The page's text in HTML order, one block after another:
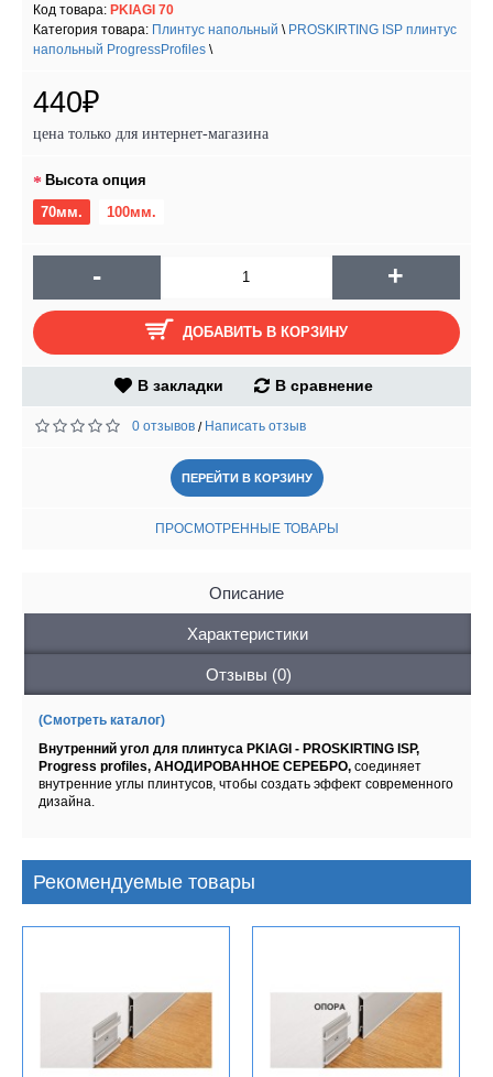
Код товара: PKIAGI 70
Категория товара: Плинтус напольный \ PROSKIRTING ISP плинтус
напольный ProgressProfiles \
440₽
цена только для интернет-магазина
Высота опция
70мм.
100мм.
- +
ДОБАВИТЬ В КОРЗИНУ
В закладки В сравнение
0 отзывов / Написать отзыв
ПЕРЕЙТИ В КОРЗИНУ
ПРОСМОТРЕННЫЕ ТОВАРЫ
Описание
Характеристики
Отзывы (0)
(Смотреть каталог)
Внутренний угол для плинтуса PKIAGI - PROSKIRTING ISP,
Progress profiles, АНОДИРОВАННОЕ СЕРЕБРО, соединяет
внутренние углы плинтусов, чтобы создать эффект современного
дизайна.
Рекомендуемые товары